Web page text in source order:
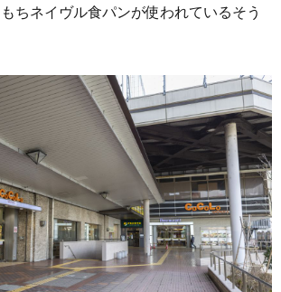
ちネイヴル食パンが使われているそう